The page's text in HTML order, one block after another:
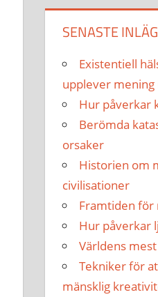
SENASTE
Existentiell
upplever mening
Hur påverkar
Berömda
orsaker
Historien om
civilisationer
Framtiden för
Hur påverkar
Världens
Tekniker för
mänsklig